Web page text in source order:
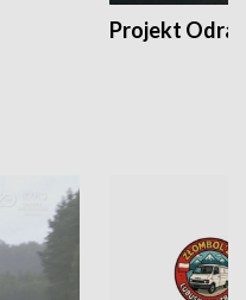
Projekt Odra